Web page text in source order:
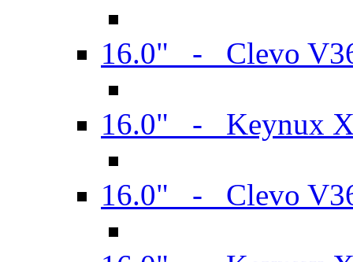
16.0" - Clevo
16.0" - Keynux
16.0" - Clevo